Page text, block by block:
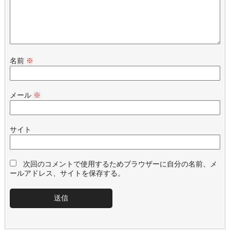
名前 ※
メール ※
サイト
次回のコメントで使用するためブラウザーに自分の名前、メ
ールアドレス、サイトを保存する。